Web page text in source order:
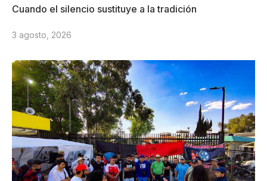
Cuando el silencio sustituye a la tradición
3 agosto, 2026